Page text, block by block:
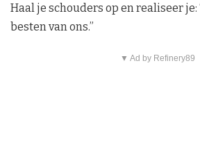
Haal je schouders op en realiseer
besten van ons.”
▼ Ad by Refinery89